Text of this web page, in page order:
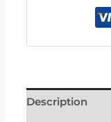
Description